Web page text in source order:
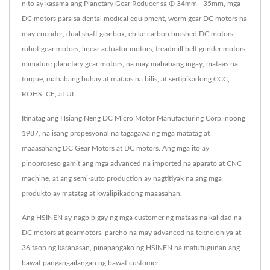
nito ay kasama ang Planetary Gear Reducer sa Φ 34mm - 35mm, mga
DC motors para sa dental medical equipment, worm gear DC motors na
may encoder, dual shaft gearbox, ebike carbon brushed DC motors,
robot gear motors, linear actuator motors, treadmill belt grinder motors,
miniature planetary gear motors, na may mababang ingay, mataas na
torque, mahabang buhay at mataas na bilis, at sertipikadong CCC,
ROHS, CE, at UL.
Itinatag ang Hsiang Neng DC Micro Motor Manufacturing Corp. noong
1987, na isang propesyonal na tagagawa ng mga matatag at
maaasahang DC Gear Motors at DC motors. Ang mga ito ay
pinoproseso gamit ang mga advanced na imported na aparato at CNC
machine, at ang semi-auto production ay nagtitiyak na ang mga
produkto ay matatag at kwalipikadong maaasahan.
Ang HSINEN ay nagbibigay ng mga customer ng mataas na kalidad na
DC motors at gearmotors, pareho na may advanced na teknolohiya at
36 taon ng karanasan, pinapangako ng HSINEN na matutugunan ang
bawat pangangailangan ng bawat customer.